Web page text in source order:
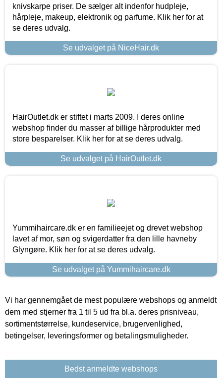
knivskarpe priser. De sælger alt indenfor hudpleje,
hårpleje, makeup, elektronik og parfume. Klik her for at
se deres udvalg.
Se udvalget på NiceHair.dk
HairOutlet.dk er stiftet i marts 2009. I deres online
webshop finder du masser af billige hårprodukter med
store besparelser. Klik her for at se deres udvalg.
Se udvalget på HairOutlet.dk
Yummihaircare.dk er en familieejet og drevet webshop
lavet af mor, søn og svigerdatter fra den lille havneby
Glyngøre. Klik her for at se deres udvalg.
Se udvalget på Yummihaircare.dk
Vi har gennemgået de mest populære webshops og anmeldt
dem med stjerner fra 1 til 5 ud fra bl.a. deres prisniveau,
sortimentstørrelse, kundeservice, brugervenlighed,
betingelser, leveringsformer og betalingsmuligheder.
Bedst anmeldte webshops